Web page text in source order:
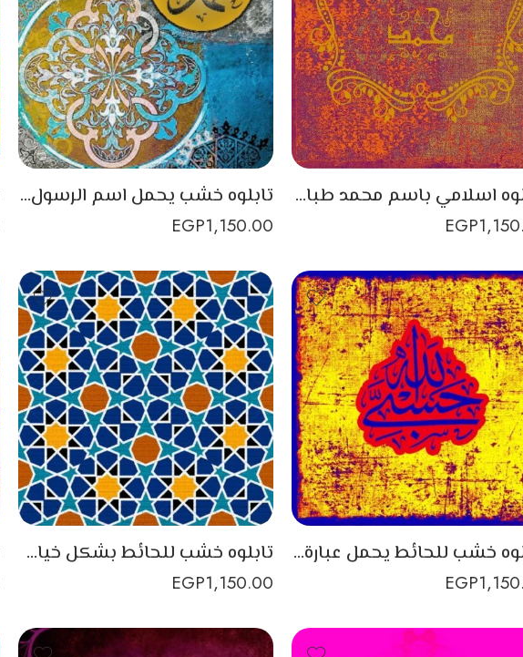
تابلوه اسلامي باسم محمد طباعة على الخشب
EGP
تابلوه خشب يحمل اسم الرسول محمد بتصميم اسلامي
EGP1,150.00
تابلوه خشب للحائط يحمل عبارة حسبي الله بتصميم جميل
EGP
تابلوه خشب للحائط بشكل خيامية بتصميم عربي مبهج
EGP1,150.00